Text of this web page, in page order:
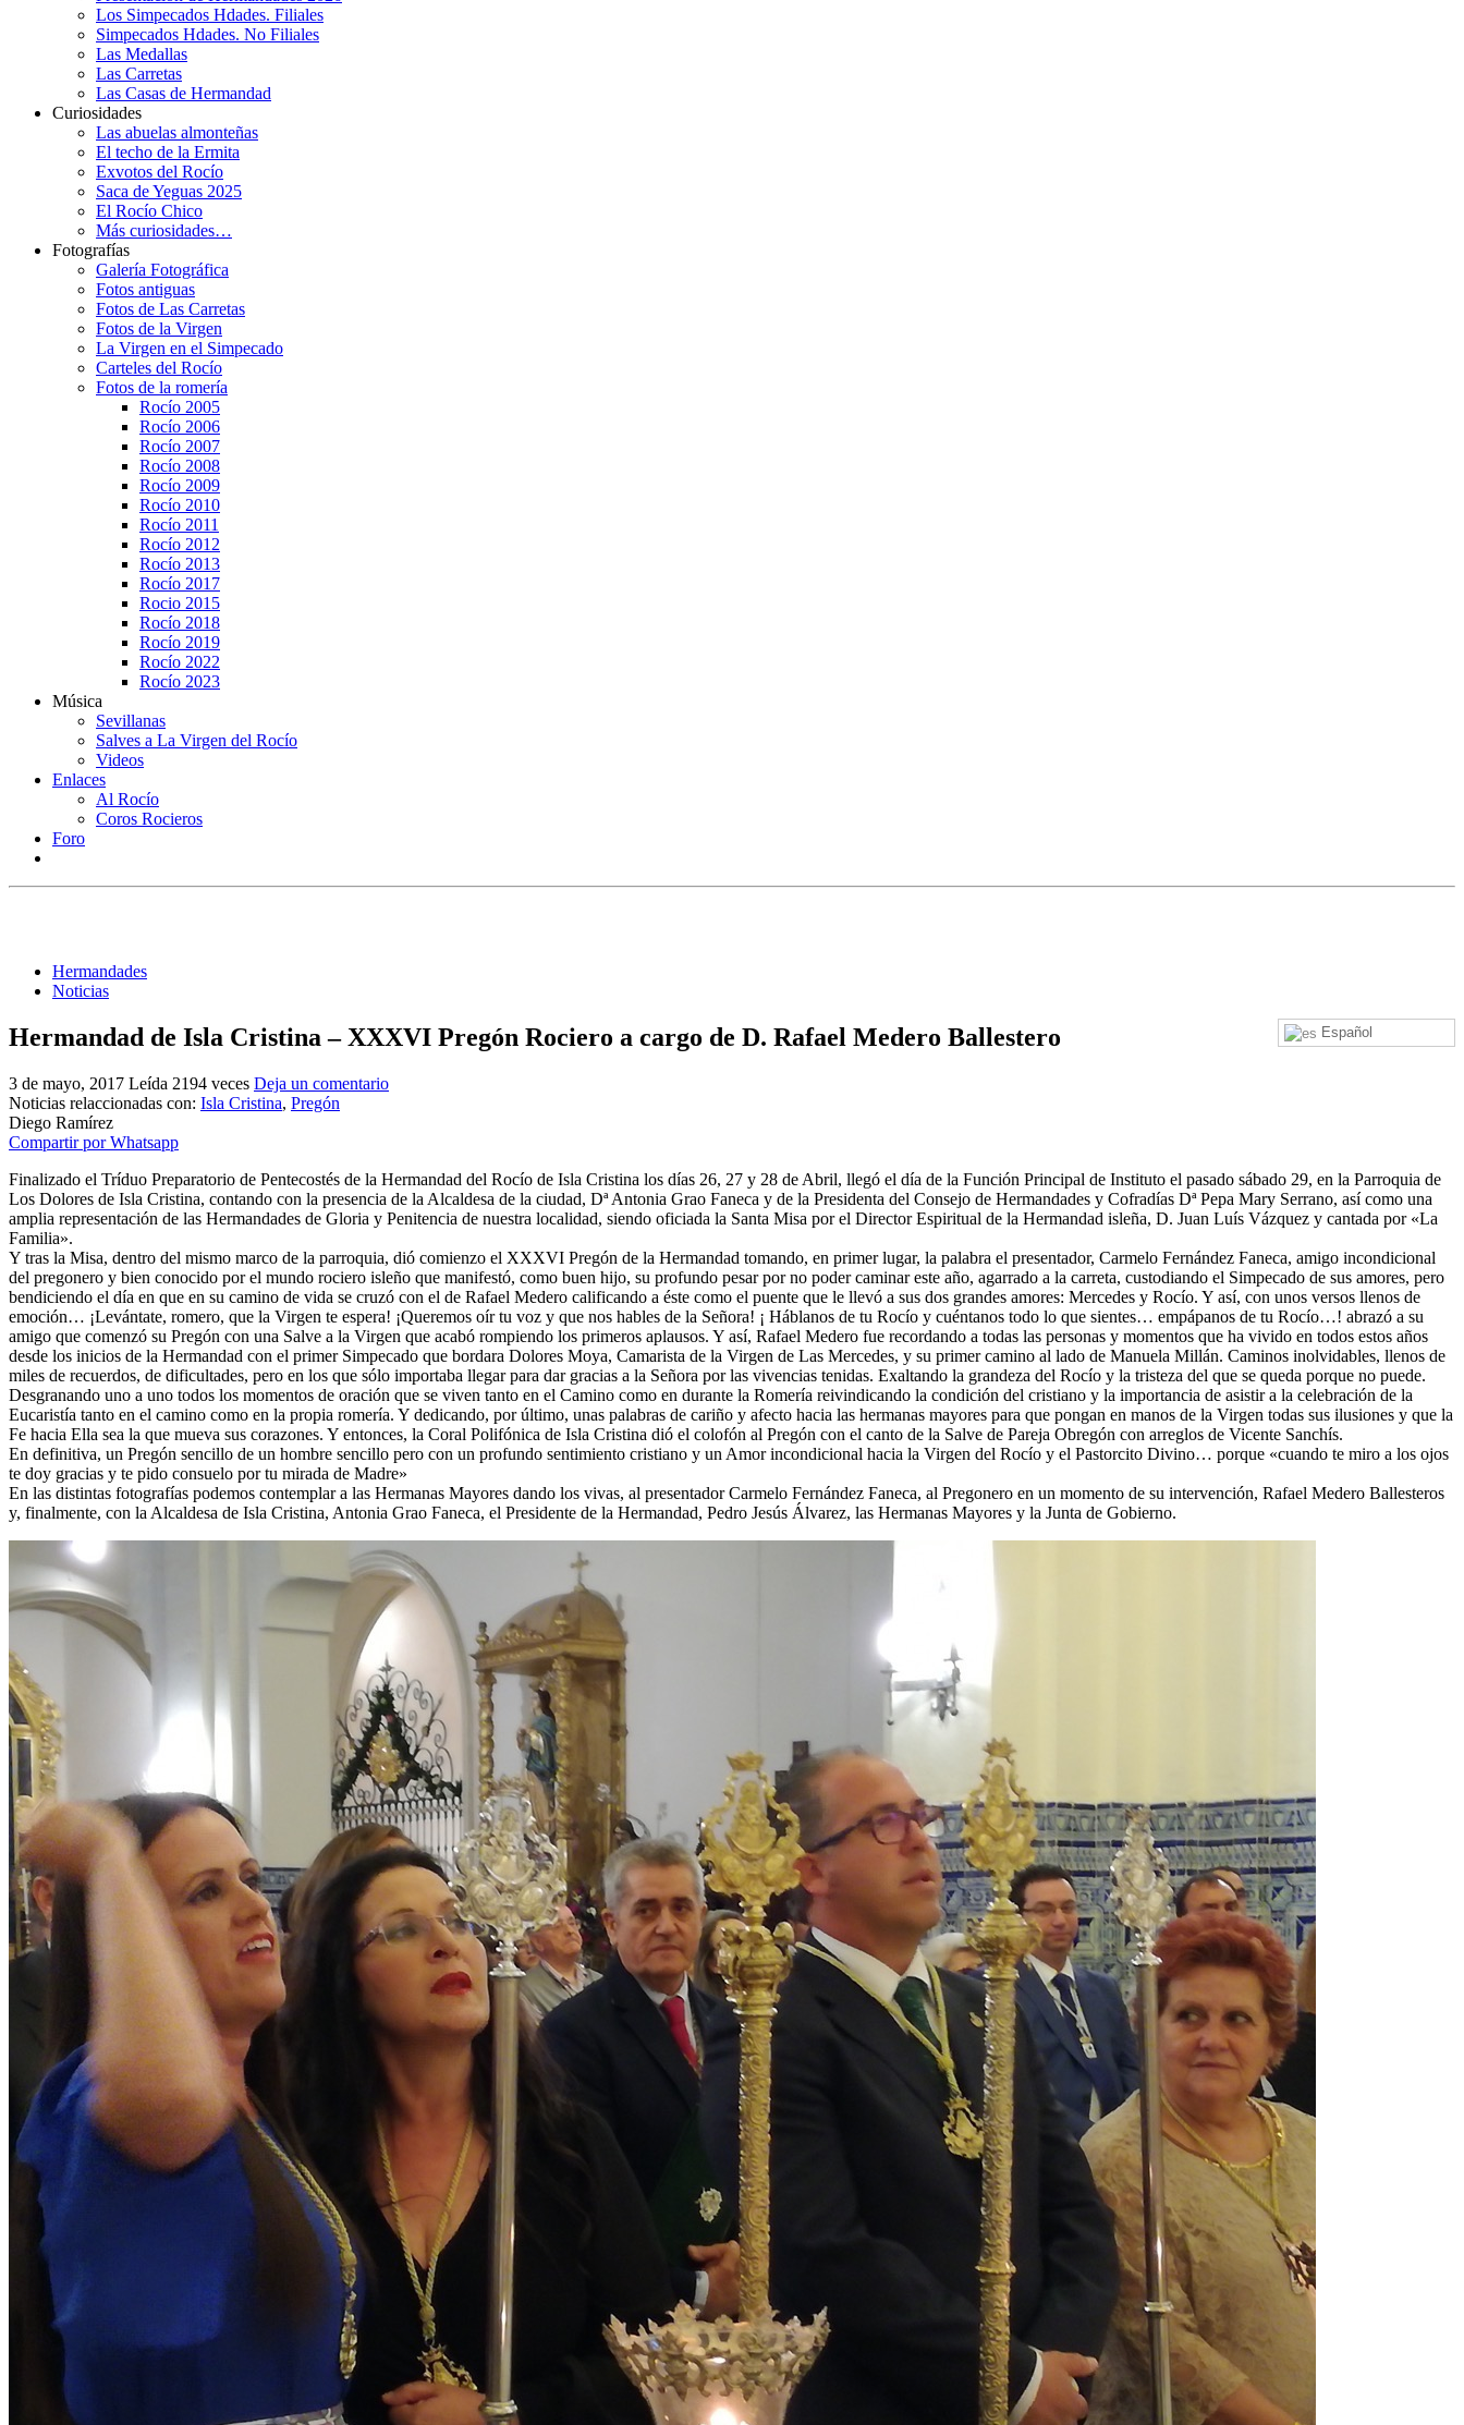
Los Simpecados Hdades. Filiales
Simpecados Hdades. No Filiales
Las Medallas
Las Carretas
Las Casas de Hermandad
Curiosidades
Las abuelas almonteñas
El techo de la Ermita
Exvotos del Rocío
Saca de Yeguas 2025
El Rocío Chico
Más curiosidades…
Fotografías
Galería Fotográfica
Fotos antiguas
Fotos de Las Carretas
Fotos de la Virgen
La Virgen en el Simpecado
Carteles del Rocío
Fotos de la romería
Rocío 2005
Rocío 2006
Rocío 2007
Rocío 2008
Rocío 2009
Rocío 2010
Rocío 2011
Rocío 2012
Rocío 2013
Rocío 2017
Rocio 2015
Rocío 2018
Rocío 2019
Rocío 2022
Rocío 2023
Música
Sevillanas
Salves a La Virgen del Rocío
Videos
Enlaces
Al Rocío
Coros Rocieros
Foro
Hermandades
Noticias
Español
Hermandad de Isla Cristina – XXXVI Pregón Rociero a cargo de D. Rafael Medero Ballestero
3 de mayo, 2017 Leída 2194 veces Deja un comentario
Noticias relaccionadas con: Isla Cristina, Pregón
Diego Ramírez
Compartir por Whatsapp
Finalizado el Tríduo Preparatorio de Pentecostés de la Hermandad del Rocío de Isla Cristina los días 26, 27 y 28 de Abril, llegó el día de la Función Principal de Instituto el pasado sábado 29, en la Parroquia de
Los Dolores de Isla Cristina, contando con la presencia de la Alcaldesa de la ciudad, Dª Antonia Grao Faneca y de la Presidenta del Consejo de Hermandades y Cofradías Dª Pepa Mary Serrano, así como una
amplia representación de las Hermandades de Gloria y Penitencia de nuestra localidad, siendo oficiada la Santa Misa por el Director Espiritual de la Hermandad isleña, D. Juan Luís Vázquez y cantada por «La
Familia».
Y tras la Misa, dentro del mismo marco de la parroquia, dió comienzo el XXXVI Pregón de la Hermandad tomando, en primer lugar, la palabra el presentador, Carmelo Fernández Faneca, amigo incondicional
del pregonero y bien conocido por el mundo rociero isleño que manifestó, como buen hijo, su profundo pesar por no poder caminar este año, agarrado a la carreta, custodiando el Simpecado de sus amores, pero
bendiciendo el día en que en su camino de vida se cruzó con el de Rafael Medero calificando a éste como el puente que le llevó a sus dos grandes amores: Mercedes y Rocío. Y así, con unos versos llenos de
emoción… ¡Levántate, romero, que la Virgen te espera! ¡Queremos oír tu voz y que nos hables de la Señora! ¡ Háblanos de tu Rocío y cuéntanos todo lo que sientes… empápanos de tu Rocío…! abrazó a su
amigo que comenzó su Pregón con una Salve a la Virgen que acabó rompiendo los primeros aplausos. Y así, Rafael Medero fue recordando a todas las personas y momentos que ha vivido en todos estos años
desde los inicios de la Hermandad con el primer Simpecado que bordara Dolores Moya, Camarista de la Virgen de Las Mercedes, y su primer camino al lado de Manuela Millán. Caminos inolvidables, llenos de
miles de recuerdos, de dificultades, pero en los que sólo importaba llegar para dar gracias a la Señora por las vivencias tenidas. Exaltando la grandeza del Rocío y la tristeza del que se queda porque no puede.
Desgranando uno a uno todos los momentos de oración que se viven tanto en el Camino como en durante la Romería reivindicando la condición del cristiano y la importancia de asistir a la celebración de la
Eucaristía tanto en el camino como en la propia romería. Y dedicando, por último, unas palabras de cariño y afecto hacia las hermanas mayores para que pongan en manos de la Virgen todas sus ilusiones y que la
Fe hacia Ella sea la que mueva sus corazones. Y entonces, la Coral Polifónica de Isla Cristina dió el colofón al Pregón con el canto de la Salve de Pareja Obregón con arreglos de Vicente Sanchís.
En definitiva, un Pregón sencillo de un hombre sencillo pero con un profundo sentimiento cristiano y un Amor incondicional hacia la Virgen del Rocío y el Pastorcito Divino… porque «cuando te miro a los ojos
te doy gracias y te pido consuelo por tu mirada de Madre»
En las distintas fotografías podemos contemplar a las Hermanas Mayores dando los vivas, al presentador Carmelo Fernández Faneca, al Pregonero en un momento de su intervención, Rafael Medero Ballesteros
y, finalmente, con la Alcaldesa de Isla Cristina, Antonia Grao Faneca, el Presidente de la Hermandad, Pedro Jesús Álvarez, las Hermanas Mayores y la Junta de Gobierno.